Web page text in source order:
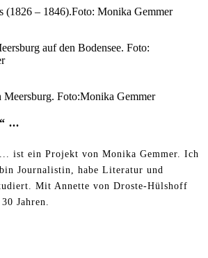
(1826 – 1846).Foto: Monika Gemmer
auf den Bodensee. Foto:
Meersburg. Foto:Monika Gemmer
...
... ist ein Projekt von Monika Gemmer. Ich
bin Journalistin, habe Literatur und
Mit Annette von Droste-Hülshoff
Jahren.